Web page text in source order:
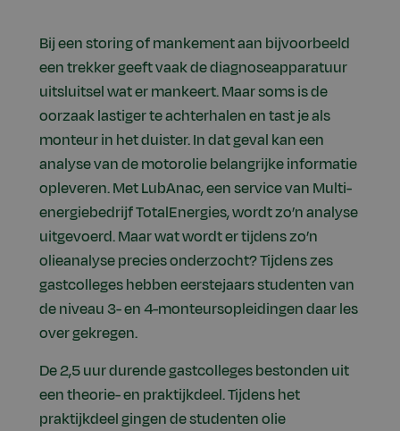
Bij een storing of mankement aan bijvoorbeeld
een trekker geeft vaak de diagnoseapparatuur
uitsluitsel wat er mankeert. Maar soms is de
oorzaak lastiger te achterhalen en tast je als
monteur in het duister. In dat geval kan een
analyse van de motorolie belangrijke informatie
opleveren. Met LubAnac, een service van Multi-
energiebedrijf TotalEnergies, wordt zo’n analyse
uitgevoerd. Maar wat wordt er tijdens zo’n
olieanalyse precies onderzocht? Tijdens zes
gastcolleges hebben eerstejaars studenten van
de niveau 3- en 4-monteursopleidingen daar les
over gekregen.
De 2,5 uur durende gastcolleges bestonden uit
een theorie- en praktijkdeel. Tijdens het
praktijkdeel gingen de studenten olie